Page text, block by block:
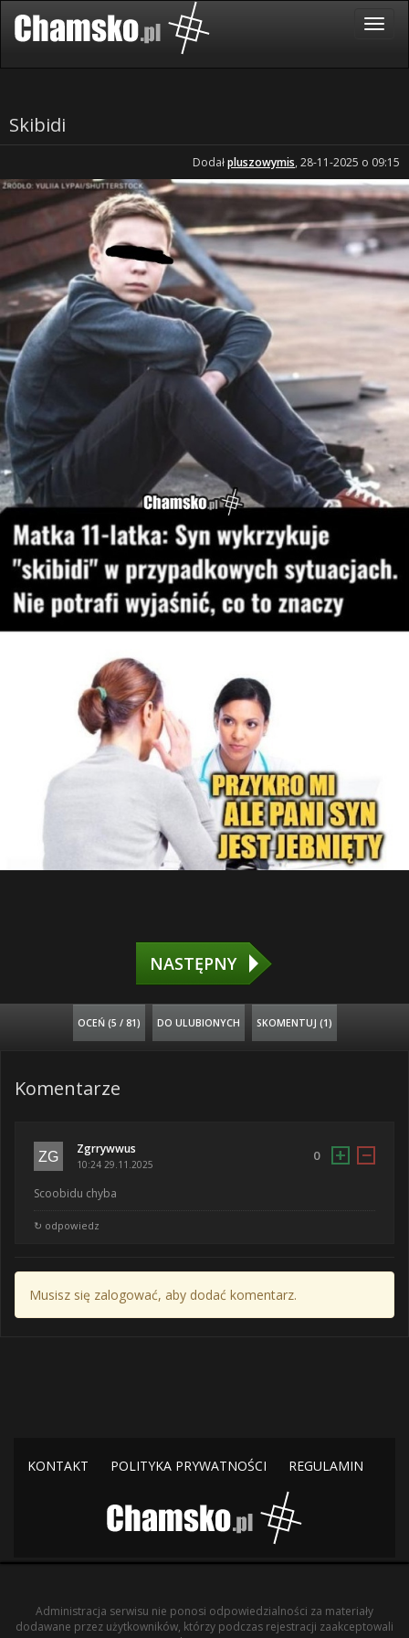
Skibidi
Dodałpluszowymis, 28-11-2025 o 09:15
NASTĘPNY
OCEŃ (5 / 81) DO ULUBIONYCH SKOMENTUJ (1)
Komentarze
Zgrrywwus
10:24 29.11.2025
0 + −
Scoobidu chyba
↻ odpowiedz
Musisz się zalogować, aby dodać komentarz.
KONTAKT POLITYKA PRYWATNOŚCI REGULAMIN
Administracja serwisu nie ponosi odpowiedzialności za materiały
dodawane przez użytkowników, którzy podczas rejestracji zaakceptowali